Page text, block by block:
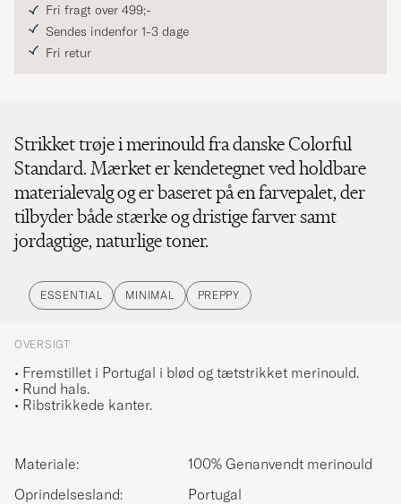
Fri fragt over 499;-
Sendes indenfor 1-3 dage
Fri retur
Strikket trøje i merinould fra danske Colorful
Standard. Mærket er kendetegnet ved holdbare
materialevalg og er baseret på en farvepalet, der
tilbyder både stærke og dristige farver samt
jordagtige, naturlige toner.
ESSENTIAL MINIMAL PREPPY
OVERSIGT
• Fremstillet i Portugal i blød og tætstrikket merinould.
• Rund hals.
• Ribstrikkede kanter.
Materiale:
100% Genanvendt merinould
Oprindelsesland:
Portugal